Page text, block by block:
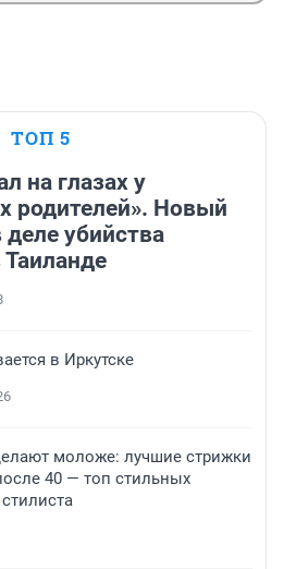
ТОП 5
на глазах у
родителей». Новый
деле убийства
Таиланде
в Иркутске
моложе: лучшие стрижки
40 — топ стильных